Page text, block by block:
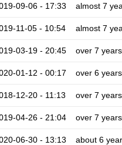
09-06 - 17:33 almost 7
11-05 - 10:54 almost 7
03-19 - 20:45 over 7 years
01-12 - 00:17 over 6 years
12-20 - 11:13 over 7 years
04-26 - 21:04 over 7 years
06-30 - 13:13 about 6